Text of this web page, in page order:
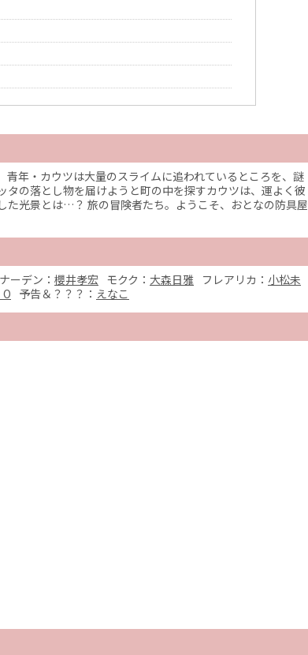
年・カウツは大量のスライムに追われているところを、謎
タの落とし物を届けようと町の中を探すカウツは、運よく彼
光景とは…？ 旅の冒険者たち。ようこそ、おとなの防具屋
ナーデン： 櫻井孝宏 モクク： 大森日雅 フレアリカ： 小松未
予告＆？？？： えなこ